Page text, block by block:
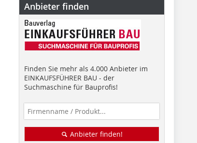
Anbieter finden
Finden Sie mehr als 4.000 Anbieter im
EINKAUFSFÜHRER BAU - der
Suchmaschine für Bauprofis!
Anbieter finden!